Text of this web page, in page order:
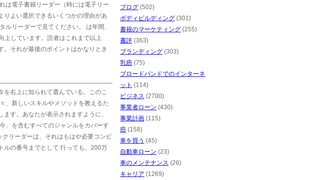
は電子書籍リーダー（時には電子リー
りよい選択できるいくつかの理由があ
リーダーで見てください。 は年間、
上しています。読者はこれまで以上
それが最後のポイントはかなりとき
右上に知られて選んでいる。このこ
、新しいスキルやメソッドを教えるた
す。あなたが表示されますように、
、を含むすべてのジャンルをカバーす
リーダーは、それはもはや必要コンピ
ルの番号までとして 行っても、200万
ブログ (502)
ボディビルディング (301)
書籍のマーケティング (255)
書評 (363)
ブランディング (303)
乳癌 (75)
ブロードバンドでのインターネ
ット (114)
ビジネス (2700)
事業者ローン (430)
事業計画 (115)
癌 (158)
車を買う (45)
自動車ローン (23)
車のメンテナンス (26)
キャリア (1269)